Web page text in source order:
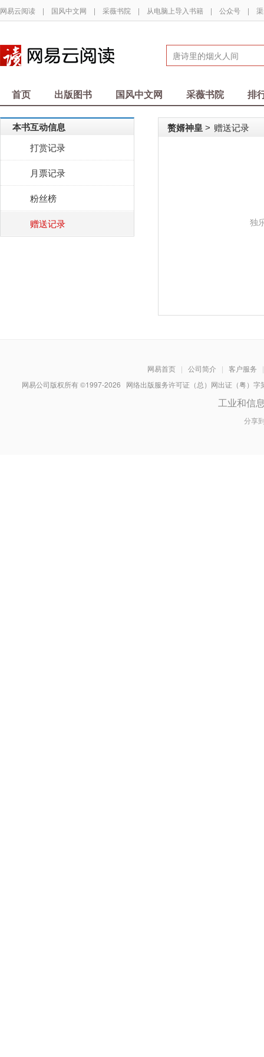
网易云阅读 | 国风中文网 | 采薇书院 | 从电脑上导入书籍 | 公众号 |
首页 出版图书 国风中文网 采薇书院 排
本书互动信息
打赏记录
月票记录
粉丝榜
赠送记录
赘婿神皇 > 赠送记录
独
网易首页 | 公司简介 | 客户服务
|
网易公司版权所有 ©1997-2026 网络出版服务许可证（总）网出证（粤）
工业和信
分享